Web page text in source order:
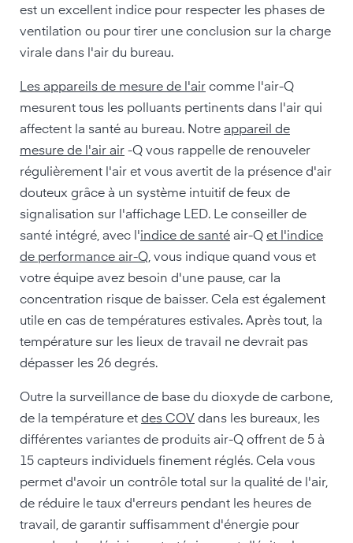
est un excellent indice pour respecter les phases de
ventilation ou pour tirer une conclusion sur la charge
virale dans l'air du bureau.
Les appareils de mesure de l'air comme l'air-Q
mesurent tous les polluants pertinents dans l'air qui
affectent la santé au bureau. Notre appareil de
mesure de l'air air -Q vous rappelle de renouveler
régulièrement l'air et vous avertit de la présence d'air
douteux grâce à un système intuitif de feux de
signalisation sur l'affichage LED. Le conseiller de
santé intégré, avec l'indice de santé air-Q et l'indice
de performance air-Q, vous indique quand vous et
votre équipe avez besoin d'une pause, car la
concentration risque de baisser. Cela est également
utile en cas de températures estivales. Après tout, la
température sur les lieux de travail ne devrait pas
dépasser les 26 degrés.
Outre la surveillance de base du dioxyde de carbone,
de la température et des COV dans les bureaux, les
différentes variantes de produits air-Q offrent de 5 à
15 capteurs individuels finement réglés. Cela vous
permet d'avoir un contrôle total sur la qualité de l'air,
de réduire le taux d'erreurs pendant les heures de
travail, de garantir suffisamment d'énergie pour